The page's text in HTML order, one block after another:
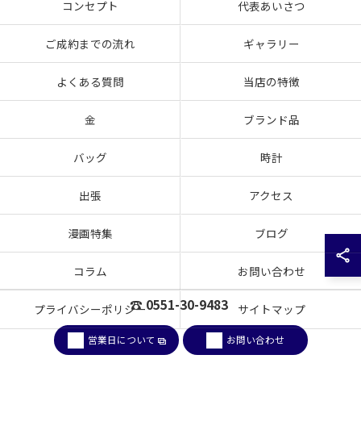
☎ 0551-30-9483
営業日について お問い合わせ
コンセプト 代表あいさつ
ご成約までの流れ ギャラリー
よくある質問 当店の特徴
金 ブランド品
バッグ 時計
出張 アクセス
漫画特集 ブログ
コラム お問い合わせ
プライバシーポリシー サイトマップ
© 2026 山梨県韮崎市のお買取なら買取大吉 韮崎駅前店 ALL RIGHTS RESERVED.